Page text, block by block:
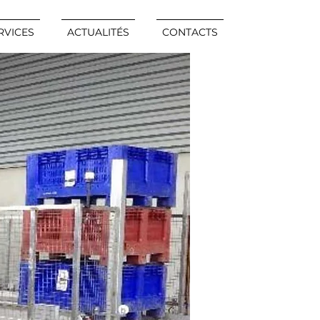
ACTUALITÉS CONTACTS